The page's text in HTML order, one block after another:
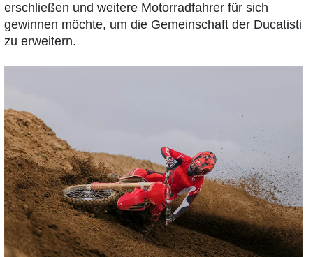
erschließen und weitere Motorradfahrer für sich
gewinnen möchte, um die Gemeinschaft der Ducatisti
zu erweitern.